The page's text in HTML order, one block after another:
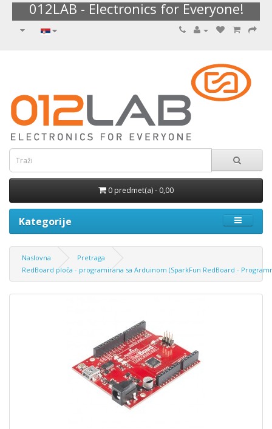
012LAB - Electronics for Everyone!
0 predmet(a) - 0,00
Kategorije
Naslovna
Pretraga
RedBoard ploča - programirana sa Arduinom (SparkFun RedBoard -